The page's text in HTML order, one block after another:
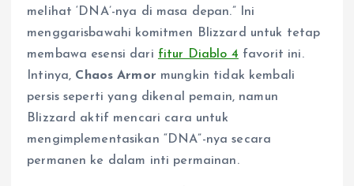
melihat ‘DNA’-nya di masa depan.” Ini
menggarisbawahi komitmen Blizzard untuk tetap
membawa esensi dari fitur Diablo 4 favorit ini.
Intinya, Chaos Armor mungkin tidak kembali
persis seperti yang dikenal pemain, namun
Blizzard aktif mencari cara untuk
mengimplementasikan “DNA”-nya secara
permanen ke dalam inti permainan.